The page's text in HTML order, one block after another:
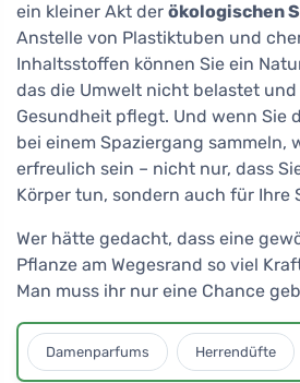
ein kleiner Akt der ökologischen
Anstelle von Plastiktuben und
Inhaltsstoffen können Sie ein
das die Umwelt nicht belastet
Gesundheit pflegt. Und wenn Sie
bei einem Spaziergang sammeln,
erfreulich sein – nicht nur, dass
Körper tun, sondern auch für Ihre
Wer hätte gedacht, dass eine
Pflanze am Wegesrand so viel
Man muss ihr nur eine Chance
Damenparfums Herrendüfte